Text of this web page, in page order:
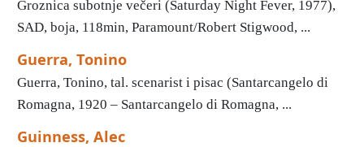
Groznica subotnje večeri (Saturday Night Fever, 1977),
SAD, boja, 118min, Paramount/Robert Stigwood, ...
Guerra, Tonino
Guerra, Tonino, tal. scenarist i pisac (Santarcangelo di
Romagna, 1920 – Santarcangelo di Romagna, ...
Guinness, Alec